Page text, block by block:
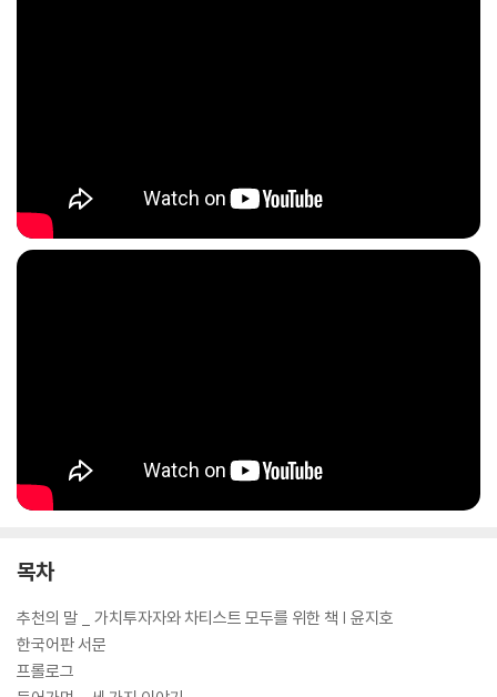
목차
추천의 말 _ 가치투자자와 차티스트 모두를 위한 책 | 윤지호
한국어판 서문
프롤로그